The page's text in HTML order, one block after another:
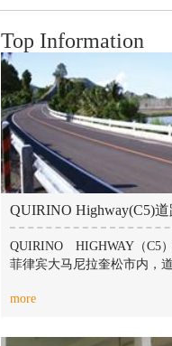
Top Information
QUIRINO HIGHWAY（C5
菲律宾大马尼拉奎松市内，
气，项目部克服了交通拥堵、
影响，加班加点、迎难而上
more